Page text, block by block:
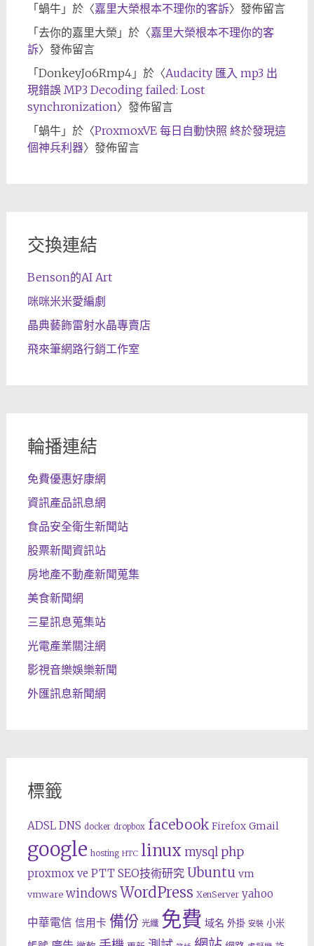
「蝸牛」於〈嘉里大榮根本不理你的客訴〉發佈留言
「去你的嘉里大榮 」於〈嘉里大榮根本不理你的客
訴〉發佈留言
「DonkeyJo6Rmp4」於〈Audacity 匯入 mp3 出
現錯誤 MP3 Decoding failed: Lost
synchronization〉發佈留言
「蝸牛」於〈ProxmoxVE 每日自動快照 終於發現這
個神兵利器〉發佈留言
交換連結
Benson的AI Art
咪咪米米愛編劇
晶典藝飾雷射水晶專賣店
飛來筆網路行銷工作室
輪播連結
免費優惠好康網
資訊產品訊息網
食品安全衛生新聞站
股票新聞資訊站
房地產不動產新聞蒐集
美食新聞網
三星訊息蒐集站
光電產業關注網
影視音樂娛樂新聞
外匯訊息新聞網
標籤
ADSL DNS docker dropbox facebook Firefox Gmail
google hosting HTC linux mysql php
proxmox ve PTT SEO技術研究 Ubuntu vm
vmware windows WordPress XenServer yahoo
中華電信 信用卡 備份 光纖 免費 域名 外掛 安裝 小米